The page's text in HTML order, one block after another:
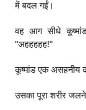
में बदल गईं।
वह आग सीधे
"अहहहहह!"
कूष्मांड एक असहनीय
उसका पूरा शरीर